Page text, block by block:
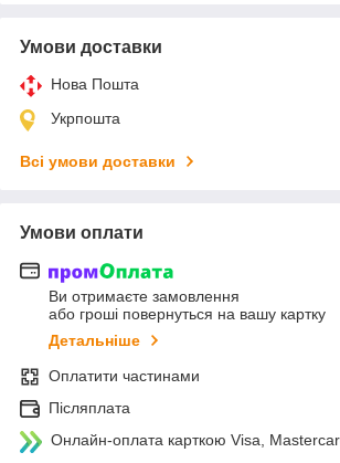
Умови доставки
Нова Пошта
Укрпошта
Всі умови доставки
Умови оплати
Ви отримаєте замовлення
або гроші повернуться на вашу картку
Детальніше
Оплатити частинами
Післяплата
Онлайн-оплата карткою Visa,